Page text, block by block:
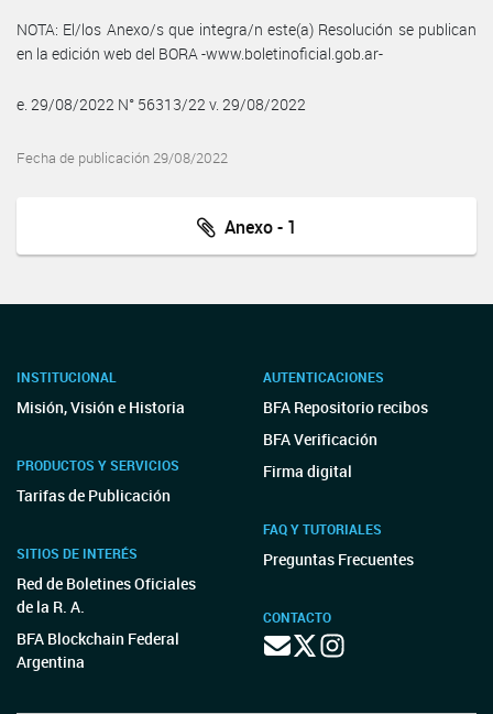
NOTA: El/los Anexo/s que integra/n este(a) Resolución se publican
en la edición web del BORA -www.boletinoficial.gob.ar-
e. 29/08/2022 N° 56313/22 v. 29/08/2022
Fecha de publicación 29/08/2022
Anexo - 1
INSTITUCIONAL
Misión, Visión e Historia
PRODUCTOS Y SERVICIOS
Tarifas de Publicación
SITIOS DE INTERÉS
Red de Boletines Oficiales
de la R. A.
BFA Blockchain Federal
Argentina
AUTENTICACIONES
BFA Repositorio recibos
BFA Verificación
Firma digital
FAQ Y TUTORIALES
Preguntas Frecuentes
CONTACTO